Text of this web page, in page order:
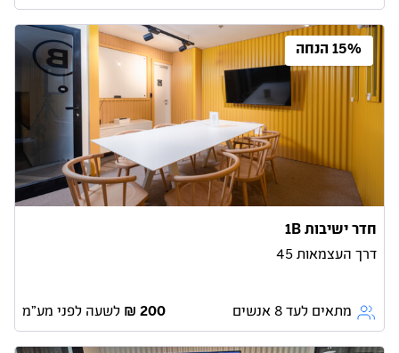
15% הנחה
חדר ישיבות 1B
דרך העצמאות 45
מתאים לעד 8 אנשים לשעה לפני מע״מ